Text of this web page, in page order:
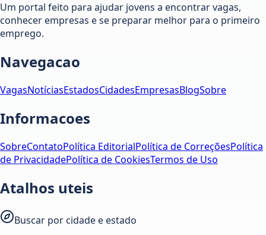
Um portal feito para ajudar jovens a encontrar vagas,
conhecer empresas e se preparar melhor para o primeiro
emprego.
Navegacao
VagasNotíciasEstadosCidadesEmpresasBlogSobre
Informacoes
SobreContatoPolítica EditorialPolítica de CorreçõesPolítica
de PrivacidadePolítica de CookiesTermos de Uso
Atalhos uteis
Buscar por cidade e estado